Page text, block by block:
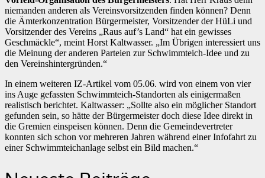
niemanden anderen als Vereinsvorsitzenden finden können? Denn
die Ämterkonzentration Bürgermeister, Vorsitzender der HüLi und
Vorsitzender des Vereins „Raus auf’s Land“ hat ein gewisses
Geschmäckle“, meint Horst Kaltwasser. „Im Übrigen interessiert uns
die Meinung der anderen Parteien zur Schwimmteich-Idee und zu
den Vereinshintergründen.“
In einem weiteren IZ-Artikel vom 05.06. wird von einem von vier
ins Auge gefassten Schwimmteich-Standorten als einigermaßen
realistisch berichtet. Kaltwasser: „Sollte also ein möglicher Standort
gefunden sein, so hätte der Bürgermeister doch diese Idee direkt in
die Gremien einspeisen können. Denn die Gemeindevertreter
konnten sich schon vor mehreren Jahren während einer Infofahrt zu
einer Schwimmteichanlage selbst ein Bild machen.“